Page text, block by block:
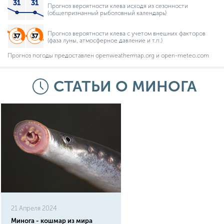
Прогноз вероятности клева исходя из сезонности
(общепризнанный рыболовный календарь)
Прогноз вероятности клева с учетом внешних факторов
(фаза луны, атмосферное давление и т.п.)
Прогноз погоды предоставлен openweathermap.org и open-meteo.com
СТАТЬИ О МИНОГА
21 Апреля 2024
Минога - кошмар из мира